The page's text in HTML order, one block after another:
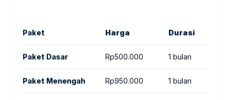
Paket Harga Durasi
Paket Dasar Rp500.000 1 bulan
Paket Menengah Rp950.000 1 bulan